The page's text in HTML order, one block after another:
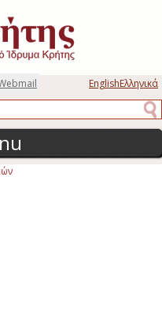
EnglishΕλληνικά